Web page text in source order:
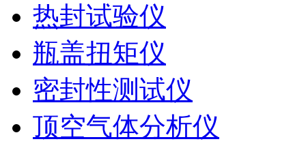
热封试验仪
瓶盖扭矩仪
密封性测试仪
顶空气体分析仪